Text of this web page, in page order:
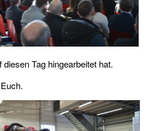
Tag hingearbeitet hat.